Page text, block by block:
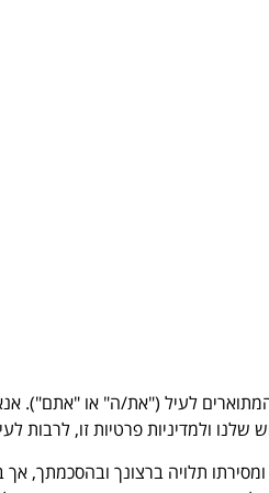
לעיל ("את/ה" או "אתם").
ולמדיניות פרטיות זו, לרבות
תלויה ברצונך ובהסכמתך,